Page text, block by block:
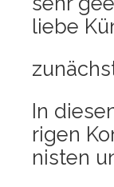
lie­be
In
ri­gen
nis­ten